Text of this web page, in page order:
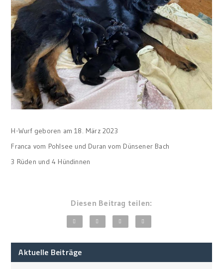
H-Wurf geboren am 18. März 2023
Franca vom Pohlsee und Duran vom Dünsener Bach
3 Rüden und 4 Hündinnen
Diesen Beitrag teilen:
Aktuelle Beiträge